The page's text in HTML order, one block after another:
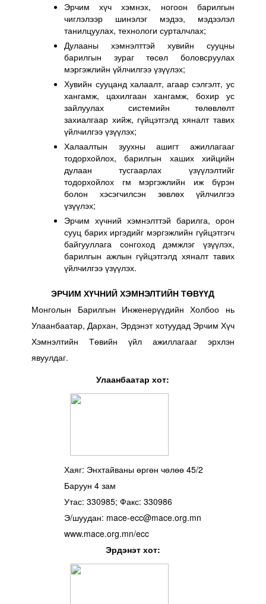
Эрчим хүч хэмнэх, ногоон барилгын
чиглэлээр шинэлэг мэдээ, мэдээлэл
танилцуулах, технологи сурталчлах;
Дулааны хэмнэлттэй хувийн сууцны
барилгын зураг төсөл боловсруулах
мэргэжлийн үйлчилгээ үзүүлэх;
Хувийн сууцанд халаалт, агаар сэлгэлт, ус
хангамж, цахилгаан хангамж, бохир ус
зайлуулах системийн төлөвлөлт
захиалгаар хийж, гүйцэтгэлд хяналт тавих
үйлчилгээ үзүүлэх;
Халаалтын зуухны ашигт ажиллагааг
тодорхойлох, барилгын хаших хийцийн
дулаан тусгаарлах үзүүлэлтийг
тодорхойлох гм мэргэжлийн иж бүрэн
болон хэсэгчилсэн зөвлөх үйлчилгээ
үзүүлэх;
Эрчим хүчний хэмнэлттэй барилга, орон
сууц барих иргэдийг мэргэжлийн гүйцэтгэгч
байгууллага сонгоход дэмжлэг үзүүлэх,
барилгын ажлын гүйцэтгэлд хяналт тавих
үйлчилгээ үзүүлэх.
ЭРЧИМ ХҮЧНИЙ ХЭМНЭЛТИЙН ТӨВҮҮД
Монголын Барилгын Инженерүүдийн Холбоо нь
Улаанбаатар, Дархан, Эрдэнэт хотуудад Эрчим Хүч
Хэмнэлтийн Төвийн үйл ажиллагааг эрхлэн
явуулдаг.
Улаанбаатар хот:
Хаяг: Энхтайваны өргөн чөлөө 45/2
Баруун 4 зам
Утас: 330985; Факс: 330986
Э/шуудан: mace-ecc@mace.org.mn
www.mace.org.mn/ecc
Эрдэнэт хот: